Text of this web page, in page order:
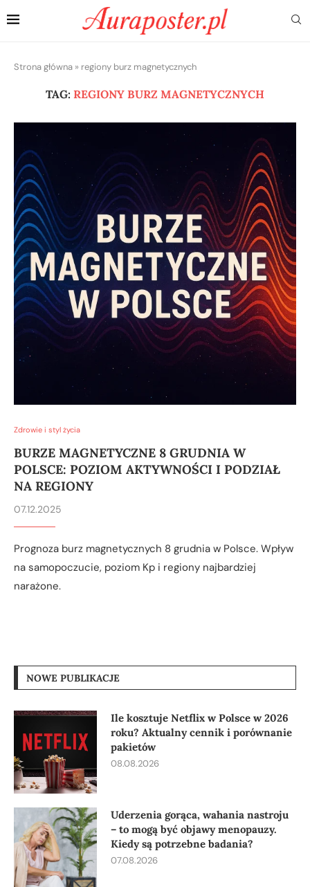
Strona główna » regiony burz magnetycznych
TAG: REGIONY BURZ MAGNETYCZNYCH
Zdrowie i styl życia
BURZE MAGNETYCZNE 8 GRUDNIA W
POLSCE: POZIOM AKTYWNOŚCI I PODZIAŁ
NA REGIONY
07.12.2025
Prognoza burz magnetycznych 8 grudnia w Polsce. Wpływ
na samopoczucie, poziom Kp i regiony najbardziej
narażone.
NOWE PUBLIKACJE
Ile kosztuje Netflix w Polsce w 2026
roku? Aktualny cennik i porównanie
pakietów
08.08.2026
Uderzenia gorąca, wahania nastroju
– to mogą być objawy menopauzy.
Kiedy są potrzebne badania?
07.08.2026